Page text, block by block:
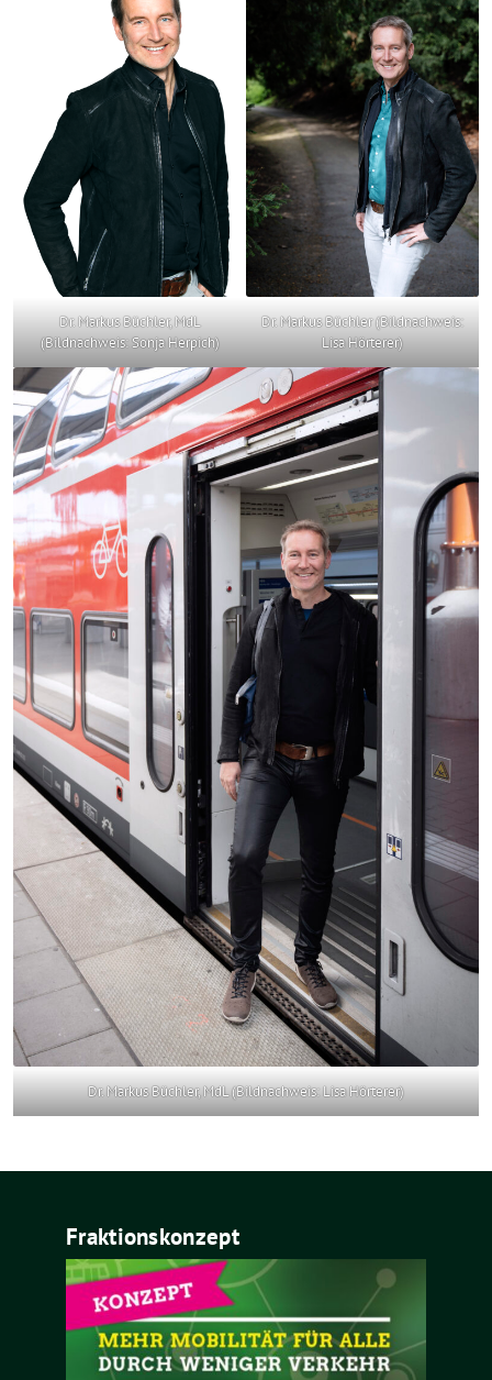
Dr. Markus Büchler, MdL
(Bildnachweis: Sonja Herpich)
Dr. Markus Büchler (Bildnachweis:
Lisa Hörterer)
Dr. Markus Büchler, MdL (Bildnachweis: Lisa Hörterer)
Fraktionskonzept